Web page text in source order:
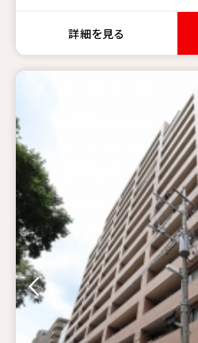
詳細を見る